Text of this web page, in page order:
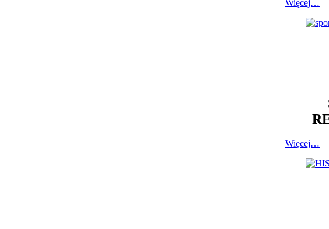
Więcej…
Więcej…